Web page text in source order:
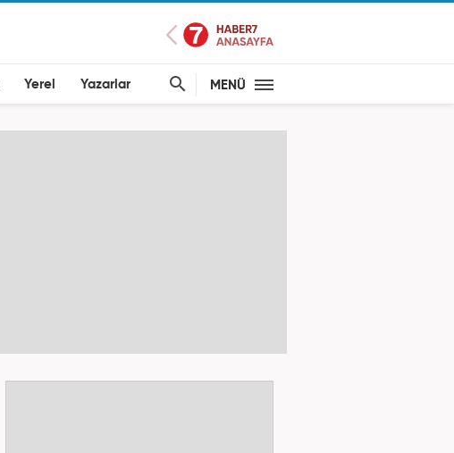
Yerel Yazarlar MENÜ